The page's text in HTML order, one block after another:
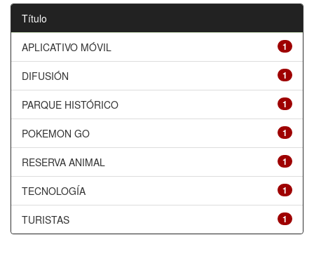
Título
1
APLICATIVO MÓVIL
1
DIFUSIÓN
1
PARQUE HISTÓRICO
1
POKEMON GO
1
RESERVA ANIMAL
1
TECNOLOGÍA
1
TURISTAS